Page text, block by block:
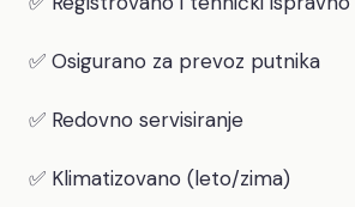
✅ Osigurano za prevoz putnika
✅ Redovno servisiranje
✅ Klimatizovano (leto/zima)